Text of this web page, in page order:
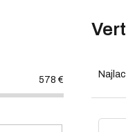
578 €
a
e
V